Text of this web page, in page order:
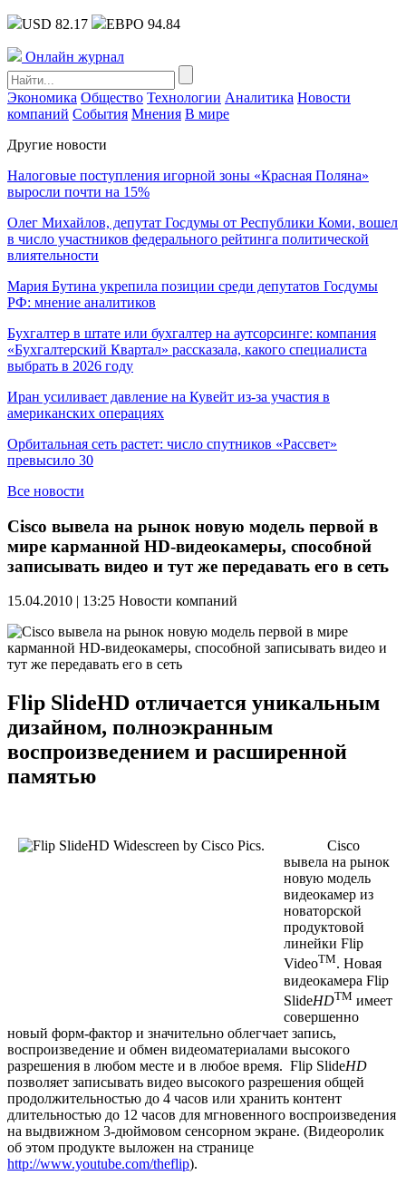
USD 82.17 ЕВРО 94.84
Онлайн журнал
Экономика Общество Технологии Аналитика Новости
компаний События Мнения В мире
Другие новости
Налоговые поступления игорной зоны «Красная Поляна»
выросли почти на 15%
Олег Михайлов, депутат Госдумы от Республики Коми, вошел
в число участников федерального рейтинга политической
влиятельности
Мария Бутина укрепила позиции среди депутатов Госдумы
РФ: мнение аналитиков
Бухгалтер в штате или бухгалтер на аутсорсинге: компания
«Бухгалтерский Квартал» рассказала, какого специалиста
выбрать в 2026 году
Иран усиливает давление на Кувейт из-за участия в
американских операциях
Орбитальная сеть растет: число спутников «Рассвет»
превысило 30
Все новости
Cisco вывела на рынок новую модель первой в
мире карманной HD-видеокамеры, способной
записывать видео и тут же передавать его в сеть
15.04.2010 | 13:25 Новости компаний
Flip SlideHD отличается уникальным
дизайном, полноэкранным
воспроизведением и расширенной
памятью
Cisco
вывела на рынок
новую модель
видеокамер из
новаторской
продуктовой
линейки Flip
VideoTM. Новая
видеокамера Flip
SlideHDTM имеет
совершенно
новый форм-фактор и значительно облегчает запись,
воспроизведение и обмен видеоматериалами высокого
разрешения в любом месте и в любое время. Flip SlideHD
позволяет записывать видео высокого разрешения общей
продолжительностью до 4 часов или хранить контент
длительностью до 12 часов для мгновенного воспроизведения
на выдвижном 3-дюймовом сенсорном экране. (Видеоролик
об этом продукте выложен на странице
http://www.youtube.com/theflip).